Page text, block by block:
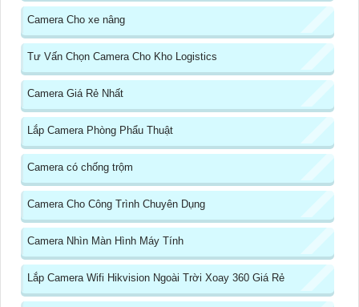
Camera Cho xe nâng
Tư Vấn Chọn Camera Cho Kho Logistics
Camera Giá Rẻ Nhất
Lắp Camera Phòng Phẩu Thuật
Camera có chống trộm
Camera Cho Công Trình Chuyên Dụng
Camera Nhìn Màn Hình Máy Tính
Lắp Camera Wifi Hikvision Ngoài Trời Xoay 360 Giá Rẻ